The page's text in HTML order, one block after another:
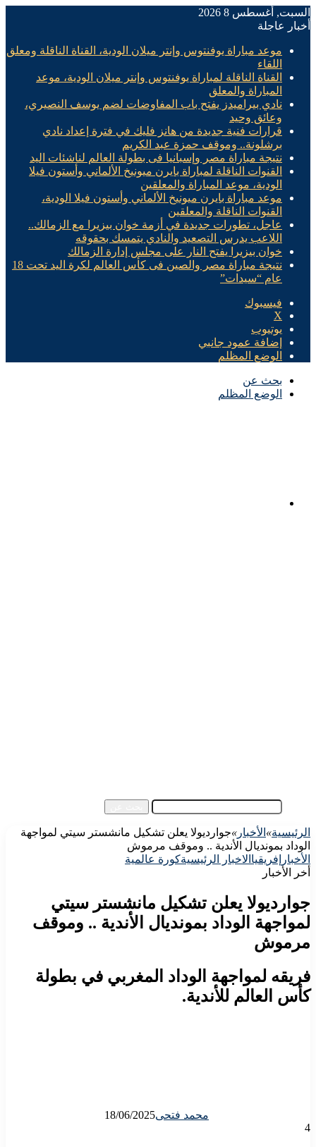
السبت, أغسطس 8 2026
أخبار عاجلة
موعد مباراة يوفنتوس وإنتر ميلان الودية، القناة الناقلة ومعلق
اللقاء
القناة الناقلة لمباراة يوفنتوس وإنتر ميلان الودية، موعد
المباراة والمعلق
نادي بيراميدز يفتح باب المفاوضات لضم يوسف النصيري،
وعائق وحيد
قرارات فنية جديدة من هانز فليك في فترة إعداد نادي
برشلونة.. وموقف حمزة عبد الكريم
نتيجة مباراة مصر وإسبانيا فى بطولة العالم لناشئات اليد
القنوات الناقلة لمباراة بايرن ميونيخ الألماني وأستون فيلا
الودية، موعد المباراة والمعلقين
موعد مباراة بايرن ميونيخ الألماني وأستون فيلا الودية،
القنوات الناقلة والمعلقين
عاجل، تطورات جديدة في أزمة خوان بيزيرا مع الزمالك..
اللاعب يدرس التصعيد والنادي يتمسك بحقوقه
خوان بيزيرا يفتح النار على مجلس إدارة الزمالك
نتيجة مباراة مصر والصين فى كأس العالم لكرة اليد تحت 18
عام “سيدات”
فيسبوك
X
يوتيوب
إضافة عمود جانبي
الوضع المظلم
بحث عن
الوضع المظلم
الرئيسية» الأخبار »جوارديولا يعلن تشكيل مانشستر سيتي لمواجهة
الوداد بمونديال الأندية .. وموقف مرموش
الأخبار إفريقيا الاخبار الرئيسيةكورة عالمية
أخر الأخبار
جوارديولا يعلن تشكيل مانشستر سيتي
لمواجهة الوداد بمونديال الأندية .. وموقف
مرموش
فريقه لمواجهة الوداد المغربي في بطولة
كأس العالم للأندية.
محمد فتحى18/06/2025
4